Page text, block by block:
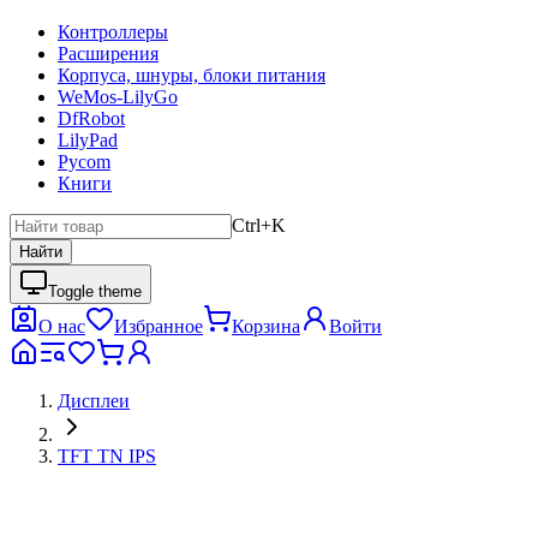
Контроллеры
Расширения
Корпуса, шнуры, блоки питания
WeMos-LilyGo
DfRobot
LilyPad
Pycom
Книги
Ctrl+K
Найти
Toggle theme
О нас Избранное Корзина Войти
Дисплеи
TFT TN IPS